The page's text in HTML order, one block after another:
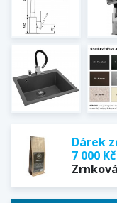
Dárek
7 000 Kč